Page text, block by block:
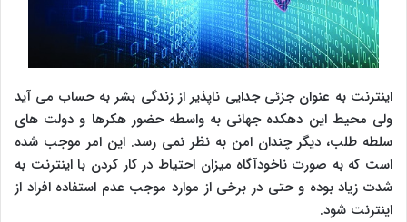
اینترنت به عنوان جزئی جدایی ناپذیر از زندگی بشر به حساب می آید
ولی محیط این دهکده جهانی به واسطه حضور هکرها و دولت های
سلطه طلب، دیگر چندان امن به نظر نمی رسد. این امر موجب شده
است که به صورت ناخودآگاه میزان احتیاط در کار کردن با اینترنت به
شدت زیاد بوده و حتی در برخی از موارد موجب عدم استفاده افراد از
اینترنت شود.